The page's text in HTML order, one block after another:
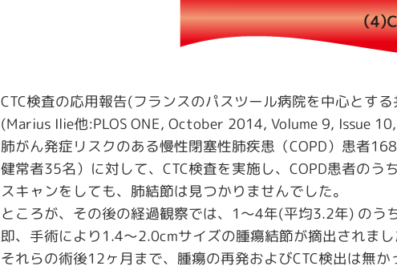
CTC検査の応用報告(フランスのパスツール病院を中心とす
(Marius Ilie他:PLOS ONE, October 2014, Volume 9, Issue
肺がん発症リスクのある慢性閉塞性肺疾患（COPD）患者
健常者35名）に対して、CTC検査を実施し、COPD患者のう
スキャンをしても、肺結節は見つかりませんでした。
ところが、その後の経過観察では、1～4年(平均3.2年) のう
即、手術により1.4～2.0cmサイズの腫瘍結節が摘出されまし
それらの術後12ヶ月まで、腫瘍の再発およびCTC検出は無か